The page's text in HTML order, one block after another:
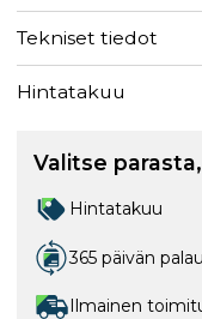
Tekniset tiedot
Hintatakuu
Valitse
Hintatakuu
365 päivän
Ilmainen